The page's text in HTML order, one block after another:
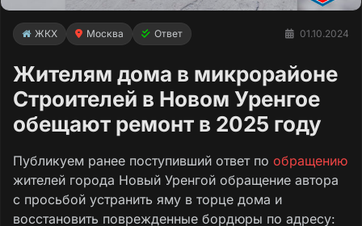
ЖКХ Москва Ответ 01.10.2024
Жителям дома в микрорайоне
Строителей в Новом Уренгое
обещают ремонт в 2025 году
Публикуем ранее поступивший ответ по обращению
жителей города Новый Уренгой обращение автора
с просьбой устранить яму в торце дома и
восстановить поврежденные бордюры по адресу: